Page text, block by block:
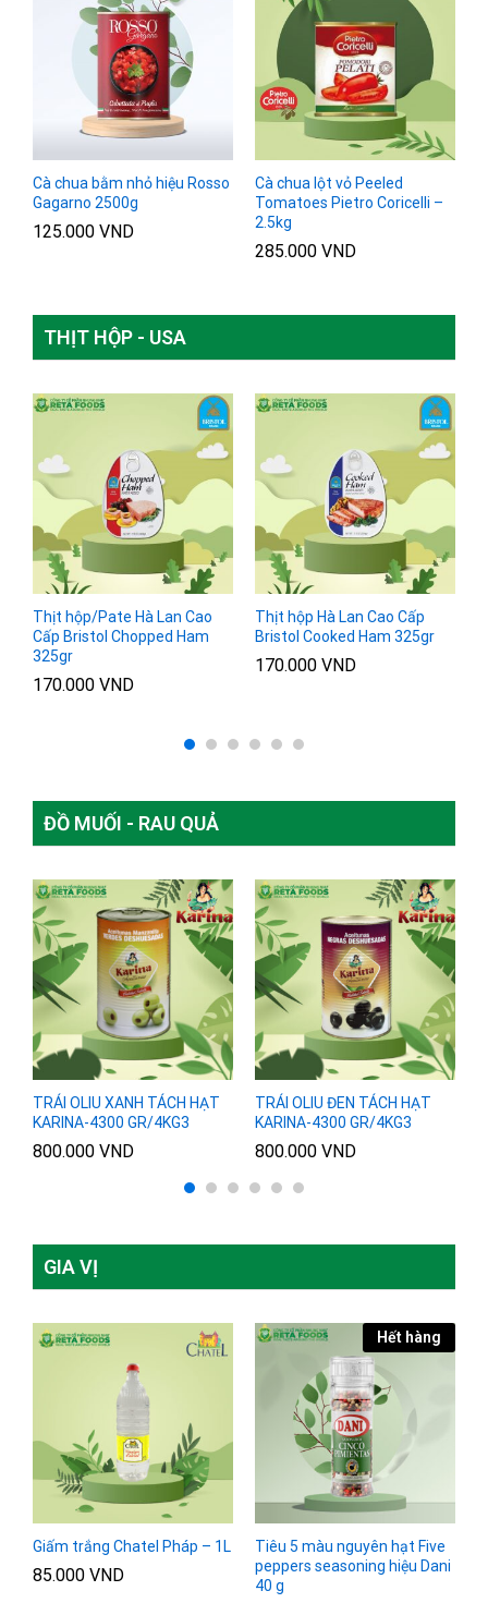
Cà chua bằm nhỏ hiệu Rosso
Gagarno 2500g
125.000 VND
Cà chua lột vỏ Peeled
Tomatoes Pietro Coricelli –
2.5kg
285.000 VND
THỊT HỘP - USA
Thịt hộp/Pate Hà Lan Cao
Cấp Bristol Chopped Ham
325gr
170.000 VND
Thịt hộp Hà Lan Cao Cấp
Bristol Cooked Ham 325gr
170.000 VND
ĐỒ MUỐI - RAU QUẢ
TRÁI OLIU XANH TÁCH HẠT
KARINA-4300 GR/4KG3
800.000 VND
TRÁI OLIU ĐEN TÁCH HẠT
KARINA-4300 GR/4KG3
800.000 VND
GIA VỊ
Giấm trắng Chatel Pháp – 1L
85.000 VND
Hết hàng
Tiêu 5 màu nguyên hạt Five
peppers seasoning hiệu Dani
40 g